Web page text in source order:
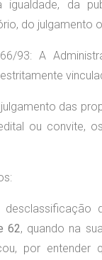
igualdade, da
do julgamento
93: A
das
ou convite,
62, quando na
por entender